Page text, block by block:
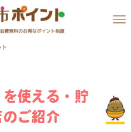
使える・貯
ご紹介